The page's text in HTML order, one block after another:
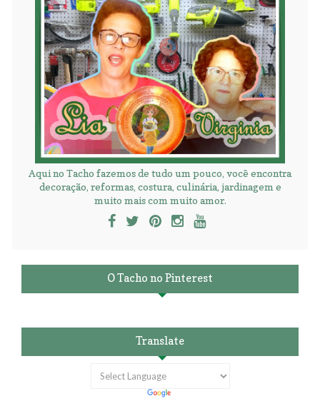
Aqui no Tacho fazemos de tudo um pouco, você encontra
decoração, reformas, costura, culinária, jardinagem e
muito mais com muito amor.
O Tacho no Pinterest
Translate